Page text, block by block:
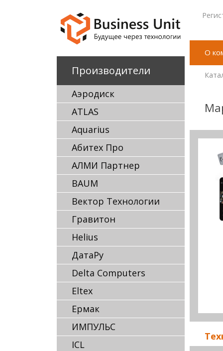
Производители
Аэродиск
ATLAS
Aquarius
Абитех Про
АЛМИ Партнер
BAUM
Вектор Технологии
Гравитон
Helius
ДатаРу
Delta Computers
Eltex
Ермак
ИМПУЛЬС
ICL
О